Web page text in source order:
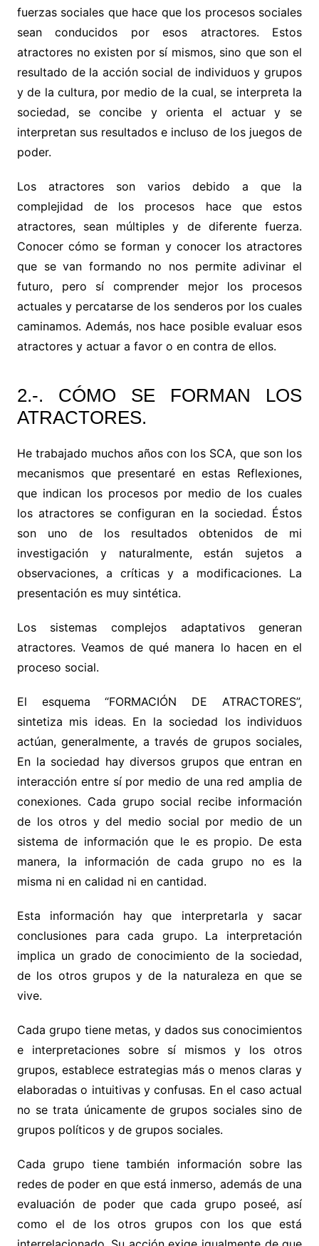
fuerzas sociales que hace que los procesos sociales
sean conducidos por esos atractores. Estos
atractores no existen por sí mismos, sino que son el
resultado de la acción social de individuos y grupos
y de la cultura, por medio de la cual, se interpreta la
sociedad, se concibe y orienta el actuar y se
interpretan sus resultados e incluso de los juegos de
poder.
Los atractores son varios debido a que la
complejidad de los procesos hace que estos
atractores, sean múltiples y de diferente fuerza.
Conocer cómo se forman y conocer los atractores
que se van formando no nos permite adivinar el
futuro, pero sí comprender mejor los procesos
actuales y percatarse de los senderos por los cuales
caminamos. Además, nos hace posible evaluar esos
atractores y actuar a favor o en contra de ellos.
2.-. CÓMO SE FORMAN LOS
ATRACTORES.
He trabajado muchos años con los SCA, que son los
mecanismos que presentaré en estas Reflexiones,
que indican los procesos por medio de los cuales
los atractores se configuran en la sociedad. Éstos
son uno de los resultados obtenidos de mi
investigación y naturalmente, están sujetos a
observaciones, a críticas y a modificaciones. La
presentación es muy sintética.
Los sistemas complejos adaptativos generan
atractores. Veamos de qué manera lo hacen en el
proceso social.
El esquema “FORMACIÓN DE ATRACTORES”,
sintetiza mis ideas. En la sociedad los individuos
actúan, generalmente, a través de grupos sociales,
En la sociedad hay diversos grupos que entran en
interacción entre sí por medio de una red amplia de
conexiones. Cada grupo social recibe información
de los otros y del medio social por medio de un
sistema de información que le es propio. De esta
manera, la información de cada grupo no es la
misma ni en calidad ni en cantidad.
Esta información hay que interpretarla y sacar
conclusiones para cada grupo. La interpretación
implica un grado de conocimiento de la sociedad,
de los otros grupos y de la naturaleza en que se
vive.
Cada grupo tiene metas, y dados sus conocimientos
e interpretaciones sobre sí mismos y los otros
grupos, establece estrategias más o menos claras y
elaboradas o intuitivas y confusas. En el caso actual
no se trata únicamente de grupos sociales sino de
grupos políticos y de grupos sociales.
Cada grupo tiene también información sobre las
redes de poder en que está inmerso, además de una
evaluación de poder que cada grupo poseé, así
como el de los otros grupos con los que está